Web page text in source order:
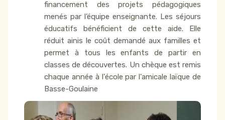
financement des projets pédagogiques
menés par l’équipe enseignante. Les séjours
éducatifs bénéficient de cette aide. Elle
réduit ainis le coût demandé aux familles et
permet à tous les enfants de partir en
classes de découvertes. Un chèque est remis
chaque année à l'école par l'amicale laïque de
Basse-Goulaine